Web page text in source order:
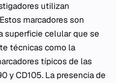
utilizan
marcadores son
superficie celular que se
técnicas como la
típicos de las
y CD105. La presencia de